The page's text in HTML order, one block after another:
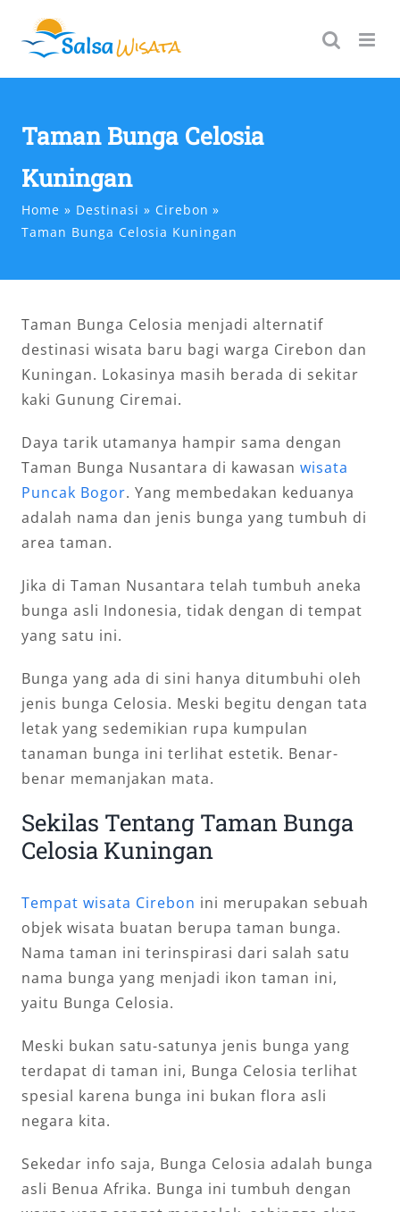
content
Taman Bunga Celosia
Kuningan
Home Destinasi
Cirebon
Taman Bunga Celosia Kuningan
Taman Bunga Celosia menjadi alternatif
destinasi wisata baru bagi warga Cirebon dan
Kuningan. Lokasinya masih berada di sekitar
kaki Gunung Ciremai.
Daya tarik utamanya hampir sama dengan
Taman Bunga Nusantara di kawasan wisata
Puncak Bogor. Yang membedakan keduanya
adalah nama dan jenis bunga yang tumbuh di
area taman.
Jika di Taman Nusantara telah tumbuh aneka
bunga asli Indonesia, tidak dengan di tempat
yang satu ini.
Bunga yang ada di sini hanya ditumbuhi oleh
jenis bunga Celosia. Meski begitu dengan tata
letak yang sedemikian rupa kumpulan
tanaman bunga ini terlihat estetik. Benar-
benar memanjakan mata.
Sekilas Tentang Taman Bunga
Celosia Kuningan
Tempat wisata Cirebon ini merupakan sebuah
objek wisata buatan berupa taman bunga.
Nama taman ini terinspirasi dari salah satu
nama bunga yang menjadi ikon taman ini,
yaitu Bunga Celosia.
Meski bukan satu-satunya jenis bunga yang
terdapat di taman ini, Bunga Celosia terlihat
spesial karena bunga ini bukan flora asli
negara kita.
Sekedar info saja, Bunga Celosia adalah bunga
asli Benua Afrika. Bunga ini tumbuh dengan